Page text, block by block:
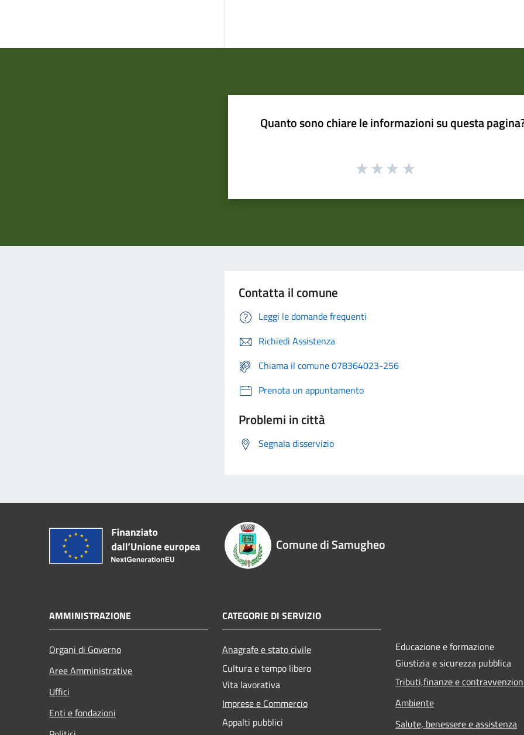
Quanto sono chiare le informazioni su questa
Contatta il comune
Leggi le domande frequenti
Richiedi Assistenza
Chiama il comune 078364023-256
Prenota un appuntamento
Problemi in città
Segnala disservizio
Comune di Samugheo
AMMINISTRAZIONE
Organi di Governo
Aree Amministrative
Uffici
Enti e fondazioni
CATEGORIE DI SERVIZIO
Anagrafe e stato civile
Cultura e tempo libero
Vita lavorativa
Imprese e Commercio
Appalti pubblici
Educazione e formazione
Giustizia e sicurezza pubblica
Tributi,finanze e
Ambiente
Salute, benessere e assistenza